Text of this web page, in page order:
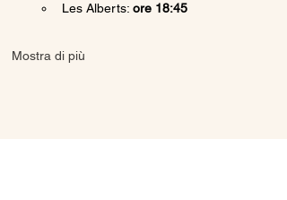
Les Alberts: ore 18:45
Mostra di più